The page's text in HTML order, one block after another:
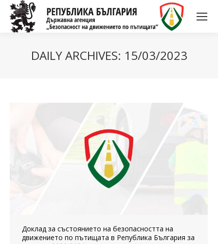
DAILY ARCHIVES: 15/03/2023
Доклад за състоянието на безопасността на
движението по пътищата в Република България за